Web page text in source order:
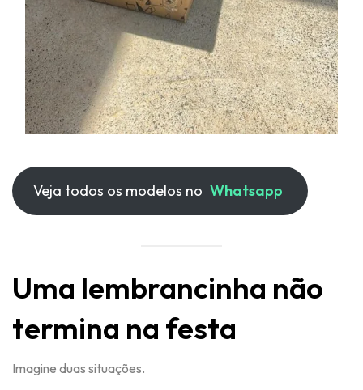
Veja todos os modelos no Whatsapp
Uma lembrancinha não
termina na festa
Imagine duas situações.